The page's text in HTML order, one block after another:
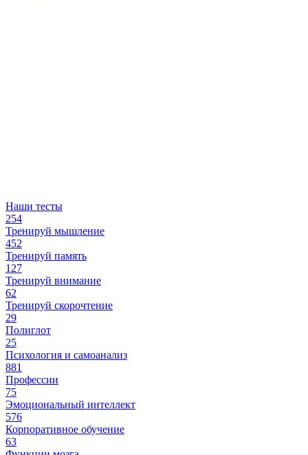
Наши тесты
254
Тренируй мышление
452
Тренируй память
127
Тренируй внимание
62
Тренируй скорочтение
29
Полиглот
25
Психология и самоанализ
881
Профессии
75
Эмоциональный интеллект
576
Корпоративное обучение
63